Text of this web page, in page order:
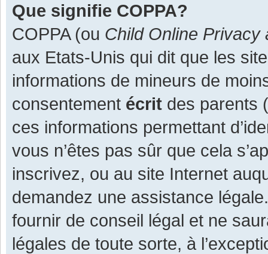
Que signifie COPPA?
COPPA (ou Child Online Privacy
aux Etats-Unis qui dit que les
informations de mineurs de
consentement écrit des parents
ces informations permettant
vous n’êtes pas sûr que cela
inscrivez, ou au site Internet
demandez une assistance
fournir de conseil légal et ne
légales de toute sorte, à